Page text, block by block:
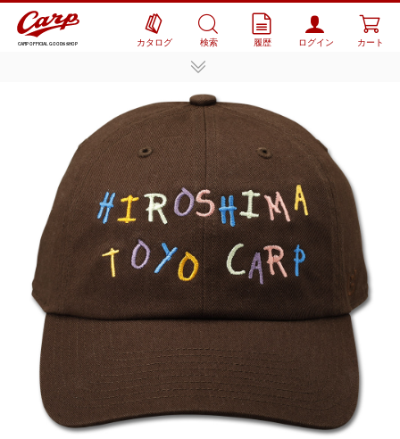
CARP OFFICIAL GOODS SHOP カタログ 検索 履歴 ログイン カート